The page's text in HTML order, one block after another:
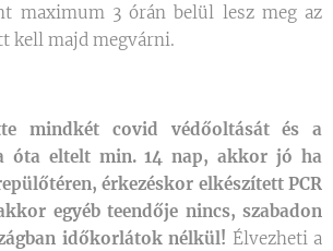
maximum 3 órán belül lesz meg az
kell majd megvárni.
mindkét covid védőoltását és a
óta eltelt min. 14 nap, akkor jó ha
érkezéskor elkészített PCR
egyéb teendője nincs, szabadon
időkorlátok nélkül! Élvezheti a